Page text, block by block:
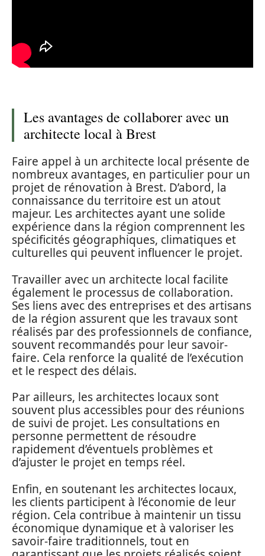
Les avantages de collaborer avec un
architecte local à Brest
Faire appel à un architecte local présente de
nombreux avantages, en particulier pour un
projet de rénovation à Brest. D’abord, la
connaissance du territoire est un atout
majeur. Les architectes ayant une solide
expérience dans la région comprennent les
spécificités géographiques, climatiques et
culturelles qui peuvent influencer le projet.
Travailler avec un architecte local facilite
également le processus de collaboration.
Ses liens avec des entreprises et des artisans
de la région assurent que les travaux sont
réalisés par des professionnels de confiance,
souvent recommandés pour leur savoir-
faire. Cela renforce la qualité de l’exécution
et le respect des délais.
Par ailleurs, les architectes locaux sont
souvent plus accessibles pour des réunions
de suivi de projet. Les consultations en
personne permettent de résoudre
rapidement d’éventuels problèmes et
d’ajuster le projet en temps réel.
Enfin, en soutenant les architectes locaux,
les clients participent à l’économie de leur
région. Cela contribue à maintenir un tissu
économique dynamique et à valoriser les
savoir-faire traditionnels, tout en